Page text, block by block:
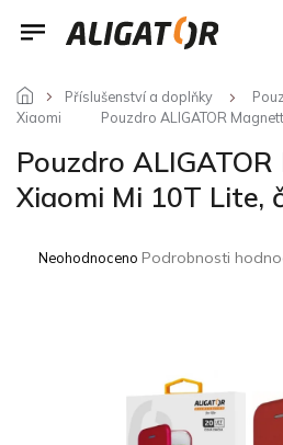
Přejít
Příslušenství a doplňky
Xiaomi
Pouzdro ALIGATOR
Pouzdro
Xiaomi Mi 10T Lite,
Průměrné
Neohodnoceno Podrobnosti